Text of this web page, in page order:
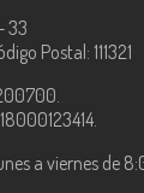
33
Postal: 111321
a viernes de